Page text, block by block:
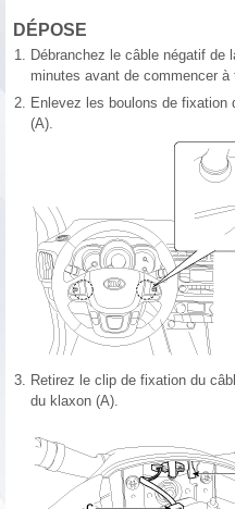
DÉPOSE
1. Débranchez le câble négatif de
minutes avant de commencer à
2. Enlevez les boulons de fixation
(A).
3. Retirez le clip de fixation du
du klaxon (A).